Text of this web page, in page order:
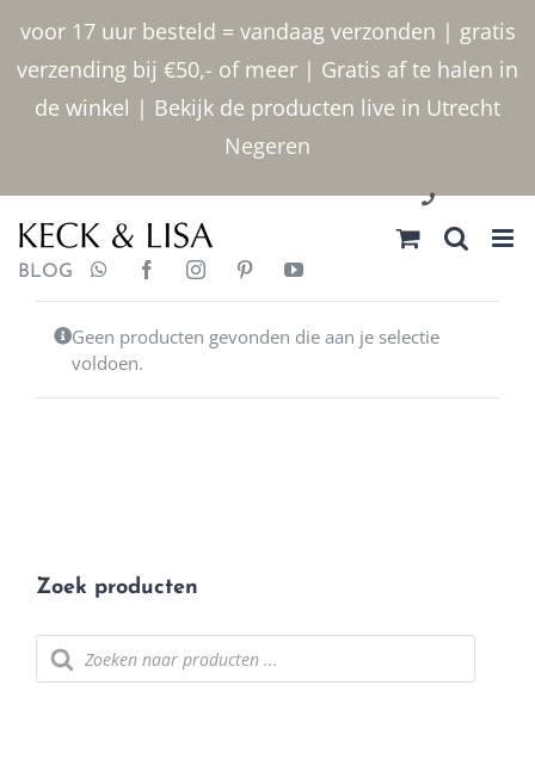
voor 17 uur besteld = vandaag verzonden | gratis
verzending bij €50,- of meer | Gratis af te halen in
de winkel | Bekijk de producten live in Utrecht
Negeren
inhoud
030 2400000
BLOG
Geen producten gevonden die aan je selectie
voldoen.
Zoek producten
Producten
zoeken